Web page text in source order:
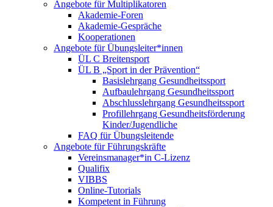
Angebote für Multiplikatoren
Akademie-Foren
Akademie-Gespräche
Kooperationen
Angebote für Übungsleiter*innen
ÜL C Breitensport
ÜL B „Sport in der Prävention“
Basislehrgang Gesundheitssport
Aufbaulehrgang Gesundheitssport
Abschlusslehrgang Gesundheitssport
Profillehrgang Gesundheitsförderung
Kinder/Jugendliche
FAQ für Übungsleitende
Angebote für Führungskräfte
Vereinsmanager*in C-Lizenz
Qualifix
VIBBS
Online-Tutorials
Kompetent in Führung